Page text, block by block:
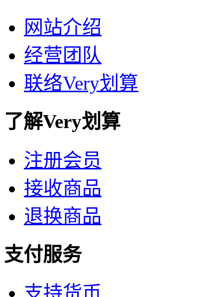
网站介绍
经营团队
联络Very划算
了解Very划算
注册会员
接收商品
退换商品
支付服务